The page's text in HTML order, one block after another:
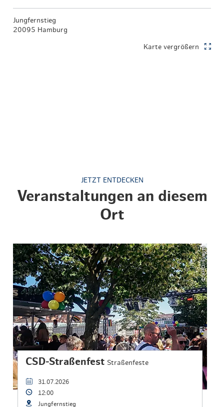
Jungfernstieg
20095 Hamburg
Karte vergrößern
JETZT ENTDECKEN
Veranstaltungen an diesem
Ort
© AHOI Events
CSD-Straßenfest Straßenfeste
31.07.2026
12:00
Jungfernstieg